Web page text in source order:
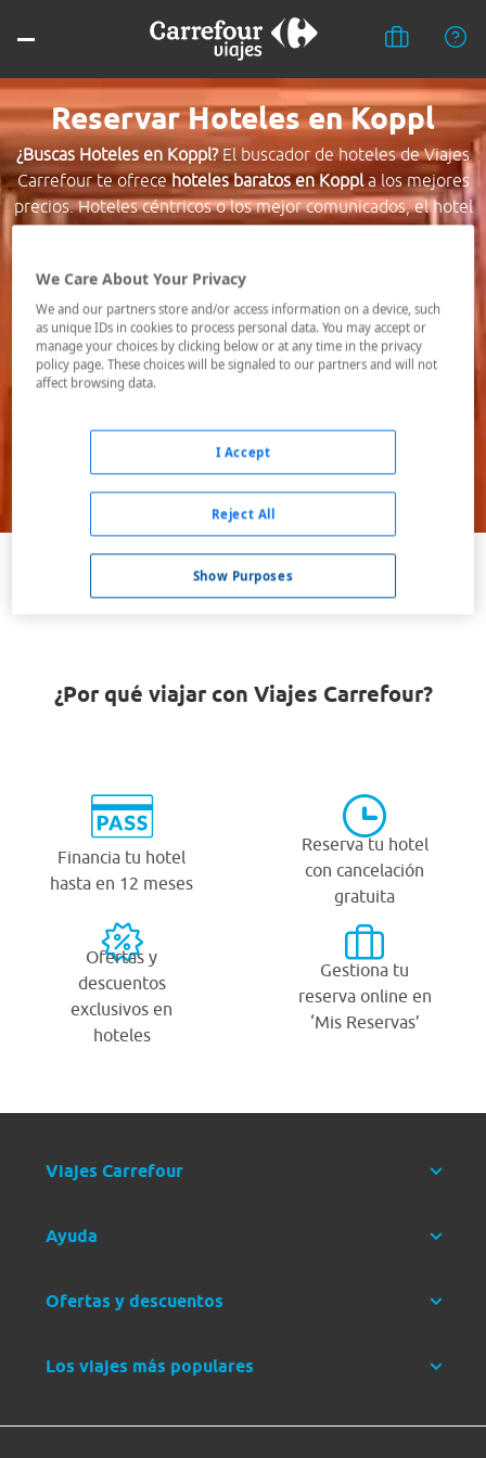
Reservar Hoteles en Koppl
¿Buscas Hoteles en Koppl?El buscador de hoteles de Viajes
Carrefour te ofrecehoteles baratos en Koppla los mejores
precios. Hoteles céntricos o los mejor comunicados, el hotel
que busques nosotros te lo encontramos al mejor precio.
Destino *
Fechas *
07/08/2026 - 08/08/2026
Buscar
VER TODOS LOS HOTELES BARATOS EN KOPPL
¿Por qué viajar con Viajes Carrefour?
Financia tu hotel
hasta en 12 meses
Reserva tu hotel
con cancelación
gratuita
Ofertas y
descuentos
exclusivos en
hoteles
Gestiona tu
reserva online en
‘Mis Reservas’
Viajes Carrefour
Ayuda
Ofertas y descuentos
Los viajes más populares
We Care About Your Privacy
We and our partners store and/or access information on a device, such
as unique IDs in cookies to process personal data. You may accept or
manage your choices by clicking below or at any time in the privacy
policy page. These choices will be signaled to our partners and will not
affect browsing data.
Show Purposes
Reject All
I Accept